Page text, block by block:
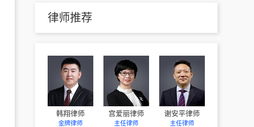
律师推荐
韩翔律师
金牌律师
宫爱丽律师
主任律师
谢安平律师
主任律师